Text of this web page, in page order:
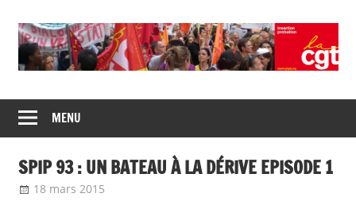
content
CGT
insertion
probation
de
syndicats
CGT
insertion
probation
MENU
SPIP 93 : UN BATEAU À LA DÉRIVE EPISODE 1
18 mars 2015